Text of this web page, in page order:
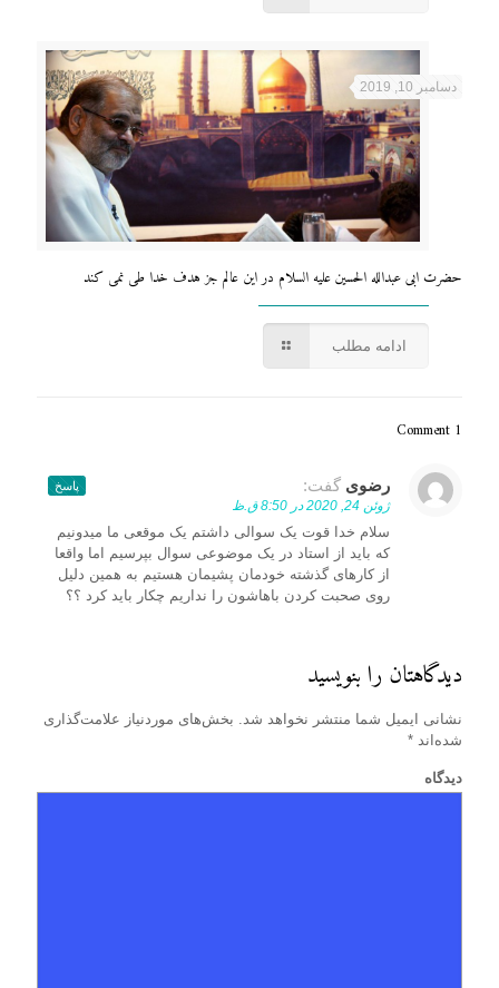
دسامبر 10, 2019
حضرت ابی عبدالله الحسین علیه السلام در این عالم جز هدف خدا طی نمی کند
ادامه مطلب
1 Comment
رضوی گفت:
ژوئن 24, 2020 در 8:50 ق.ظ
سلام خدا قوت یک سوالی داشتم یک موقعی ما میدونیم
که باید از استاد در یک موضوعی سوال بپرسیم اما واقعا
از کارهای گذشته خودمان پشیمان هستیم به همین دلیل
روی صحبت کردن باهاشون را نداریم چکار باید کرد ؟؟
پاسخ
دیدگاهتان را بنویسید
نشانی ایمیل شما منتشر نخواهد شد. بخش‌های موردنیاز علامت‌گذاری
شده‌اند *
دیدگاه